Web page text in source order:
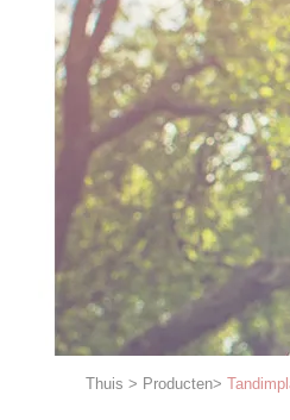
Thuis > Producten>